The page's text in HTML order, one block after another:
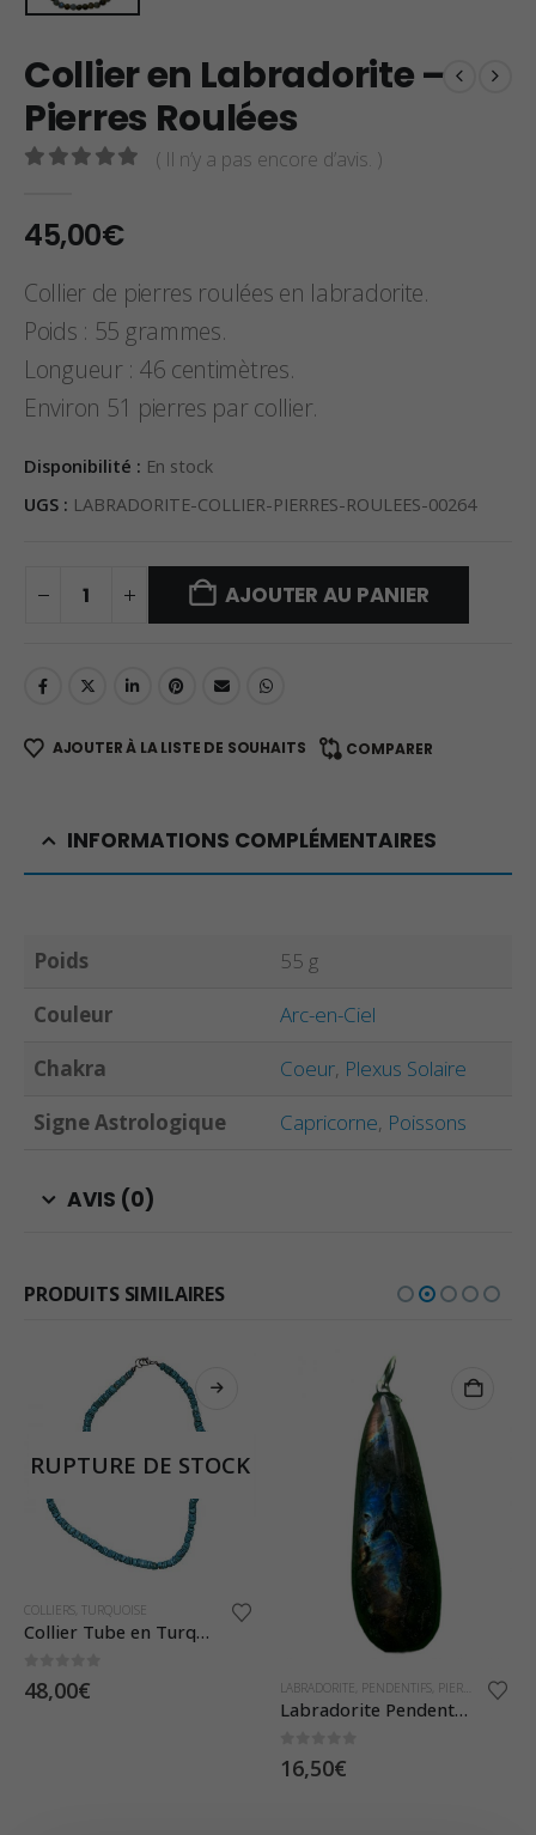
Collier en Labradorite –
Pierres Roulées
( Il n’y a pas encore d’avis. )
45,00€
Collier de pierres roulées en labradorite.
Poids : 55 grammes.
Longueur : 46 centimètres.
Environ 51 pierres par collier.
Disponibilité : En stock
UGS : LABRADORITE-COLLIER-PIERRES-ROULEES-00264
AJOUTER AU PANIER
AJOUTER À LA LISTE DE SOUHAITS COMPARER
INFORMATIONS COMPLÉMENTAIRES
Poids
55 g
Couleur
Arc-en-Ciel
Chakra
Coeur, Plexus Solaire
Signe Astrologique
Capricorne, Poissons
AVIS (0)
PRODUITS SIMILAIRES
RUPTURE DE STOCK
COLLIERS TURQUOISE
Collier Tube en Turquoise
48,00€ LABRADORITE PENDENTIFS PIERRES ET CRISTAUX
Labradorite Pendentif Goutte
16,50€